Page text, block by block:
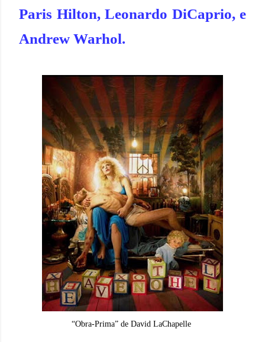
Paris Hilton, Leonardo DiCaprio, e
Andrew Warhol.
“Obra-Prima” de David LaChapelle